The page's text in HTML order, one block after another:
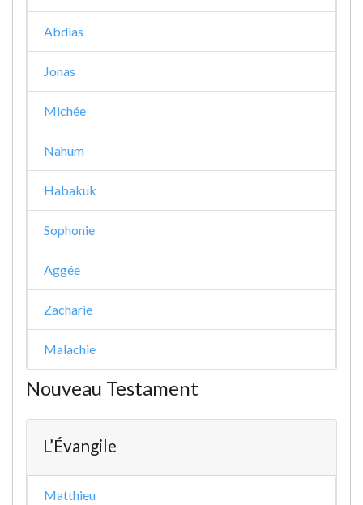
Abdias
Jonas
Michée
Nahum
Habakuk
Sophonie
Aggée
Zacharie
Malachie
Nouveau Testament
L’Évangile
Matthieu